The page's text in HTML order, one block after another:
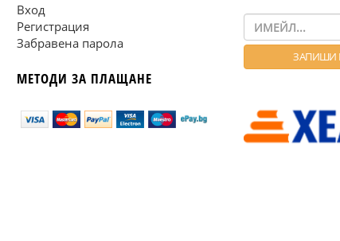
Вход
Регистрация
Забравена парола
МЕТОДИ ЗА ПЛАЩАНЕ